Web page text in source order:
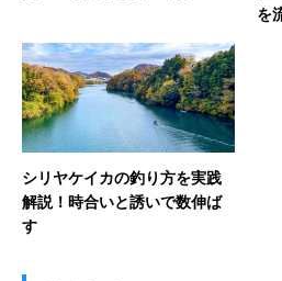
を
シリヤケイカの釣り方を実践
解説！時合いと誘いで数伸ば
す